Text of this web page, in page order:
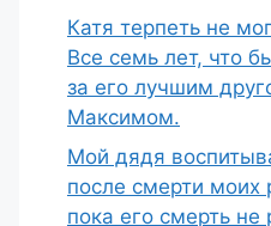
Катя терпеть не
Все семь лет, что
за его лучшим
Максимом.
Мой дядя
после смерти моих
пока его смерть не